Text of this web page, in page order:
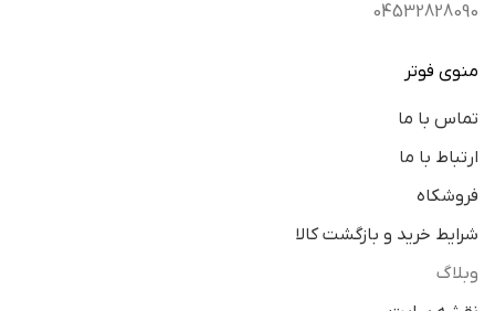
04532828090
منوی فوتر
تماس با ما
ارتباط با ما
فروشکاه
شرایط خرید و بازگشت کالا
وبلاگ